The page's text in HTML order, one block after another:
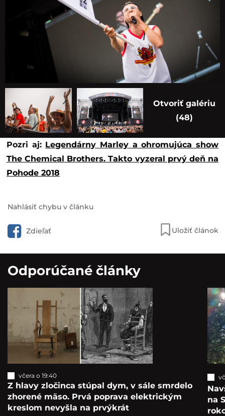
Otvoriť galériu
(48)
Pozri aj: Legendárny Marley a ohromujúca show
The Chemical Brothers. Takto vyzeral prvý deň na
Pohode 2018
Nahlásiť chybu v článku
Zdieľať Uložiť článok
Odporúčané články
včera o 19:40
Z hlavy zločinca stúpal dym, v sále smrdelo
zhorené mäso. Prvá poprava elektrickým
kreslom nevyšla na prvýkrát
na